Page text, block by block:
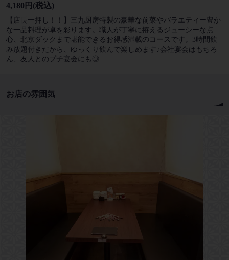
4,180円 (税込)
【店長一押し！！】三九厨房特製の豪華な前菜やバラエティー豊か
な一品料理が卓を彩ります。職人が丁寧に拵えるジューシーな点
心、北京ダックまで堪能できるお得感満載のコースです。3時間飲
み放題付きだから、ゆっくり飲んで楽しめます♪会社宴会はもちろ
ん、友人とのプチ宴会にも◎
お店の雰囲気